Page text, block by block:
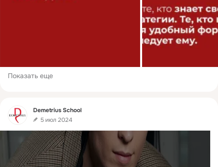
Показать еще
Фид
Demetrius School
5 июл 2024